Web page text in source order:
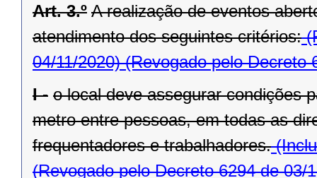
Art. 3.º A realização de eventos
atendimento dos seguintes critérios:
04/11/2020)(Revogado pelo Decreto
I - o local deve assegurar condições
metro entre pessoas, em todas as
frequentadores e trabalhadores.
(Revogado pelo Decreto 6294 de 03/